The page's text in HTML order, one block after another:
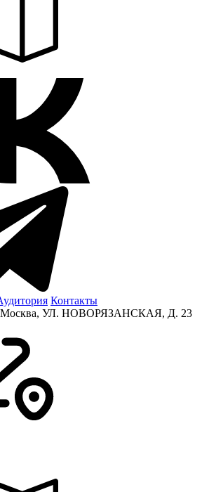
Контакты
Москва, УЛ. НОВОРЯЗАНСКАЯ, Д. 23